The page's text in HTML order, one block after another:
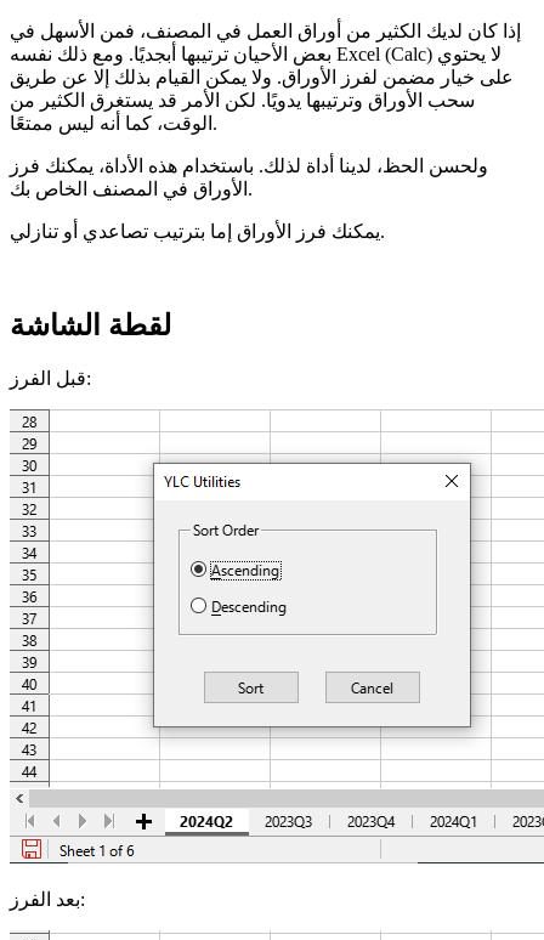
إذا كان لديك الكثير من أوراق العمل في المصنف، فمن الأسهل في
بعض الأحيان ترتيبها أبجديًا. ومع ذلك نفسه Excel (Calc) لا يحتوي
على خيار مضمن لفرز الأوراق. ولا يمكن القيام بذلك إلا عن طريق
سحب الأوراق وترتيبها يدويًا. لكن الأمر قد يستغرق الكثير من
الوقت، كما أنه ليس ممتعًا.
ولحسن الحظ، لدينا أداة لذلك. باستخدام هذه الأداة، يمكنك فرز
الأوراق في المصنف الخاص بك.
يمكنك فرز الأوراق إما بترتيب تصاعدي أو تنازلي.
لقطة الشاشة
قبل الفرز:
بعد الفرز: